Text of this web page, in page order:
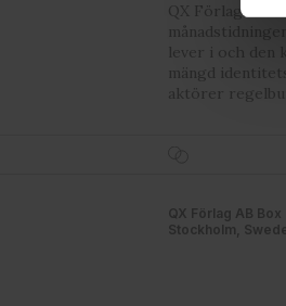
till
QX Förlag AB
lever i och den
mängd
aktörer
QX Förlag AB Box
Stockholm,